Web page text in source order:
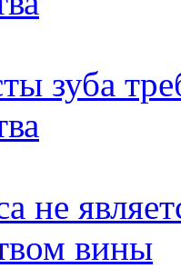
зуба
не
вины